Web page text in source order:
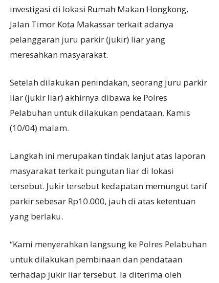
investigasi di lokasi Rumah Makan Hongkong,
Jalan Timor Kota Makassar terkait adanya
pelanggaran juru parkir (jukir) liar yang
meresahkan masyarakat.
Setelah dilakukan penindakan, seorang juru parkir
liar (jukir liar) akhirnya dibawa ke Polres
Pelabuhan untuk dilakukan pendataan, Kamis
(10/04) malam.
Langkah ini merupakan tindak lanjut atas laporan
masyarakat terkait pungutan liar di lokasi
tersebut. Jukir tersebut kedapatan memungut tarif
parkir sebesar Rp10.000, jauh di atas ketentuan
yang berlaku.
“Kami menyerahkan langsung ke Polres Pelabuhan
untuk dilakukan pembinaan dan pendataan
terhadap jukir liar tersebut. Ia diterima oleh